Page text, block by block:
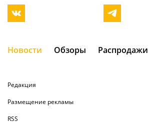
Новости Обзоры Распродажи
Редакция
Размещение рекламы
RSS